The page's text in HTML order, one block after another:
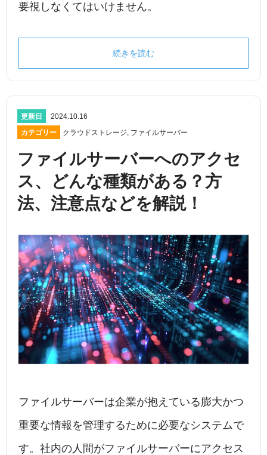
要視しなくてはいけません。
続きを読む
更新日
2024.10.16
カテゴリー
クラウドストレージ ファイルサーバー
ファイルサーバーへのアクセ
ス、どんな種類がある？方
法、注意点などを解説！
ファイルサーバーは企業が抱えている膨大かつ
重要な情報を管理するために必要なシステムで
す。社内の人間がファイルサーバーにアクセス